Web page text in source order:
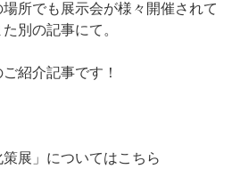
所でも展示会が様々開催されて
別の記事にて。
紹介記事です！
展」についてはこちら